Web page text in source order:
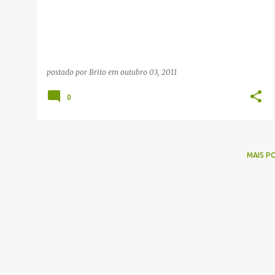
postado por Brito em outubro 03, 2011
0
MAIS